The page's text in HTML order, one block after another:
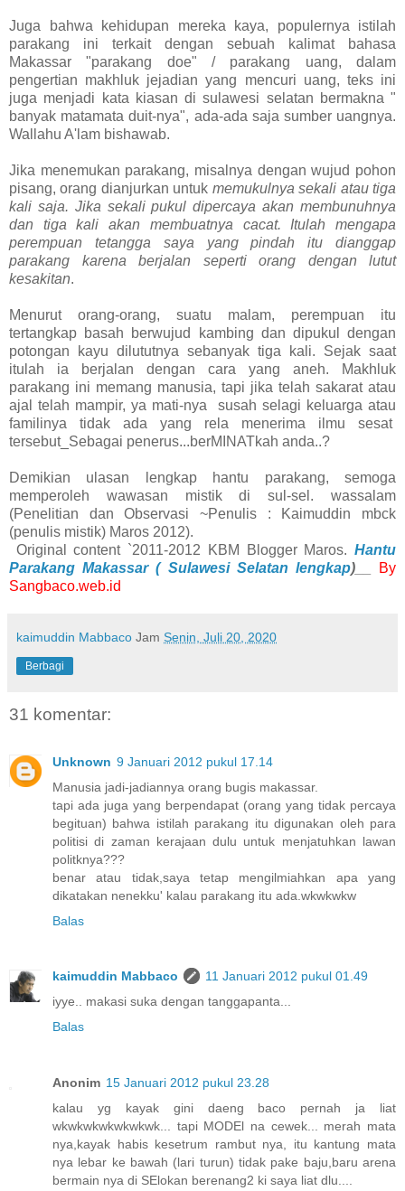
Juga bahwa kehidupan mereka kaya, populernya istilah
parakang ini terkait dengan sebuah kalimat bahasa
Makassar "parakang doe" / parakang uang, dalam
pengertian makhluk jejadian yang mencuri uang, teks ini
juga menjadi kata kiasan di sulawesi selatan bermakna "
banyak matamata duit-nya", ada-ada saja sumber uangnya.
Wallahu A'lam bishawab.
Jika menemukan parakang, misalnya dengan wujud pohon
pisang, orang dianjurkan untuk memukulnya sekali atau tiga
kali saja. Jika sekali pukul dipercaya akan membunuhnya
dan tiga kali akan membuatnya cacat. Itulah mengapa
perempuan tetangga saya yang pindah itu dianggap
parakang karena berjalan seperti orang dengan lutut
kesakitan.
Menurut orang-orang, suatu malam, perempuan itu
tertangkap basah berwujud kambing dan dipukul dengan
potongan kayu dilututnya sebanyak tiga kali. Sejak saat
itulah ia berjalan dengan cara yang aneh. Makhluk
parakang ini memang manusia, tapi jika telah sakarat atau
ajal telah mampir, ya mati-nya susah selagi keluarga atau
familinya tidak ada yang rela menerima ilmu sesat
tersebut_Sebagai penerus...berMINATkah anda..?
Demikian ulasan lengkap hantu parakang, semoga
memperoleh wawasan mistik di sul-sel. wassalam
(Penelitian dan Observasi ~Penulis : Kaimuddin mbck
(penulis mistik) Maros 2012).
Original content `2011-2012 KBM Blogger Maros. Hantu
Parakang Makassar ( Sulawesi Selatan lengkap)__
By
Sangbaco.web.id
kaimuddin Mabbaco Jam Senin, Juli 20, 2020
Berbagi
31 komentar:
Unknown 9 Januari 2012 pukul 17.14
Manusia jadi-jadiannya orang bugis makassar.
tapi ada juga yang berpendapat (orang yang tidak percaya
begituan) bahwa istilah parakang itu digunakan oleh para
politisi di zaman kerajaan dulu untuk menjatuhkan lawan
politknya???
benar atau tidak,saya tetap mengilmiahkan apa yang
dikatakan nenekku' kalau parakang itu ada.wkwkwkw
Balas
kaimuddin Mabbaco
11 Januari 2012 pukul 01.49
iyye.. makasi suka dengan tanggapanta...
Balas
Anonim 15 Januari 2012 pukul 23.28
kalau yg kayak gini daeng baco pernah ja liat
wkwkwkwkwkwkwk... tapi MODEl na cewek... merah mata
nya,kayak habis kesetrum rambut nya, itu kantung mata
nya lebar ke bawah (lari turun) tidak pake baju,baru arena
bermain nya di SElokan berenang2 ki saya liat dlu....